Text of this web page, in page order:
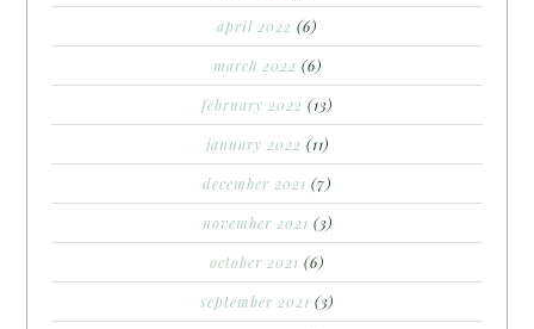
april 2022 (6)
march 2022 (6)
february 2022 (13)
january 2022 (11)
december 2021 (7)
november 2021 (3)
october 2021 (6)
september 2021 (3)